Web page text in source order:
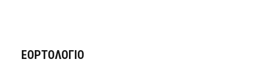
ΕΟΡΤΟΛΟΓΙΟ